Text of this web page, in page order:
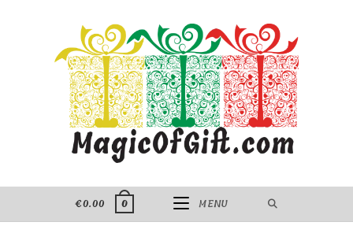
€0.00 0 MENU